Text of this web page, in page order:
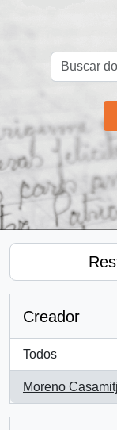
Creador
Todos
Moreno
, 1 resultados